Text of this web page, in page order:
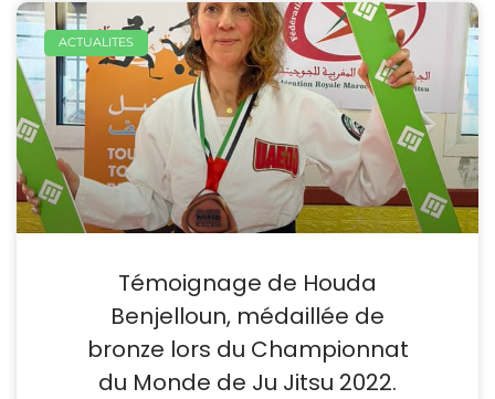
ACTUALITES
Témoignage de Houda
Benjelloun, médaillée de
bronze lors du Championnat
du Monde de Ju Jitsu 2022.